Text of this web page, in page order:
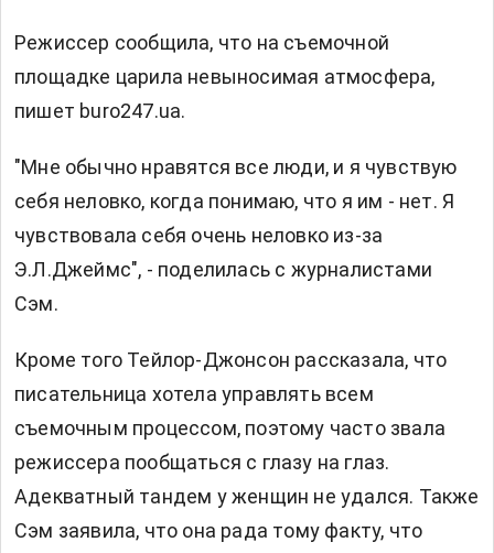
Режиссер сообщила, что на съемочной
площадке царила невыносимая атмосфера,
пишет buro247.ua.
"Мне обычно нравятся все люди, и я чувствую
себя неловко, когда понимаю, что я им - нет. Я
чувствовала себя очень неловко из-за
Э.Л.Джеймс", - поделилась с журналистами
Сэм.
Кроме того Тейлор-Джонсон рассказала, что
писательница хотела управлять всем
съемочным процессом, поэтому часто звала
режиссера пообщаться с глазу на глаз.
Адекватный тандем у женщин не удался. Также
Сэм заявила, что она рада тому факту, что